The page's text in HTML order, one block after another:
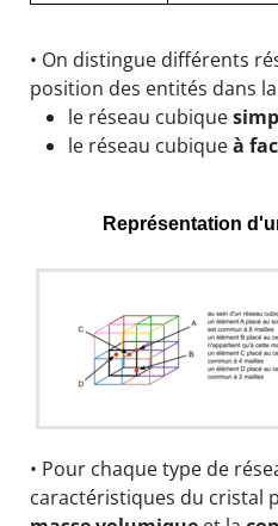
• On distingue différents
position des entités dans
le réseau cubique
le réseau cubiqueà
Représentation
• Pour chaque type de
caractéristiques du cristal